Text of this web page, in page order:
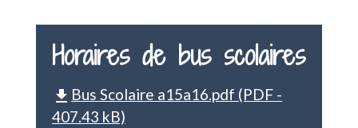
Horaires de bus scolaires
file_download Bus Scolaire a15a16.pdf (PDF -
407.43 kB)